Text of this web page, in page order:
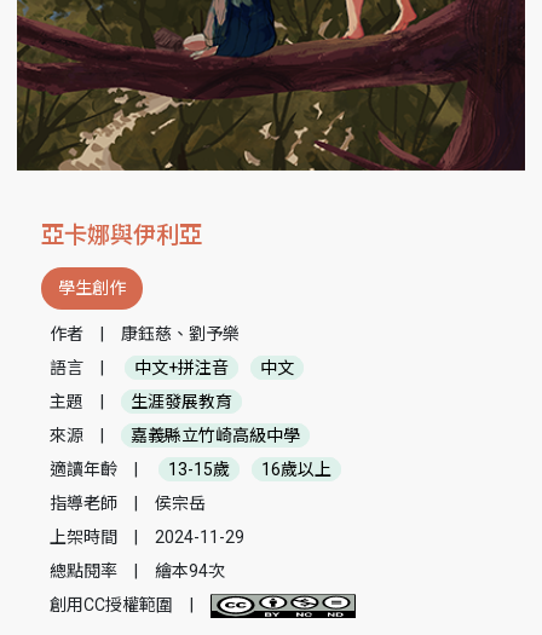
亞卡娜與伊利亞
學生創作
作者
康鈺慈、劉予樂
語言
中文+拼注音
中文
主題
生涯發展教育
來源
嘉義縣立竹崎高級中學
適讀年齡
13-15歲
16歲以上
指導老師
侯宗岳
上架時間
2024-11-29
總點閱率
繪本94次
創用CC授權範圍